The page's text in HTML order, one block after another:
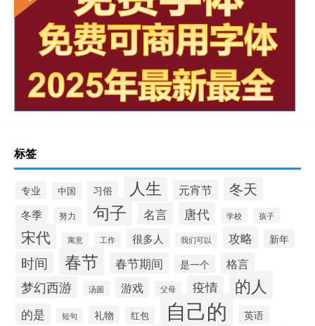
标签
专业 中国 习俗 人生 元宵节 冬天
冬季 努力 句子 名言 唐代 学校 孩子
宋代 寓意 工作 很多人 我们可以 攻略 新年
时间 春节 春节期间 是一个 格言
梦幻西游 汤圆 游戏 父母 疫情 的人
的是 短句 礼物 红包 自己的 英语